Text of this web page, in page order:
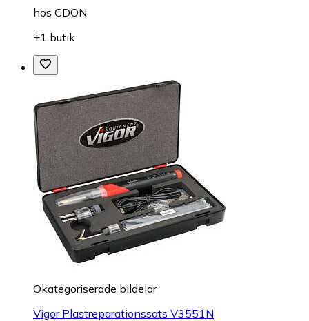
hos CDON
+1 butik
Okategoriserade bildelar
Vigor Plastreparationssats V3551N